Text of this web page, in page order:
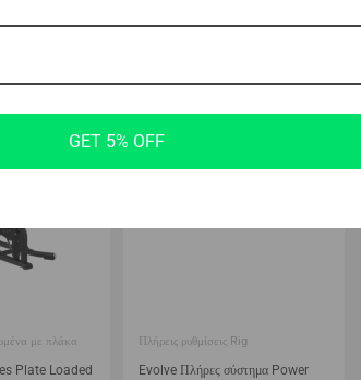
με πλάκα
Plate Loaded
Πλήρεις ρυθμίσεις Rig
Evolve Πλήρες σύστημα Power
GET 5% OFF